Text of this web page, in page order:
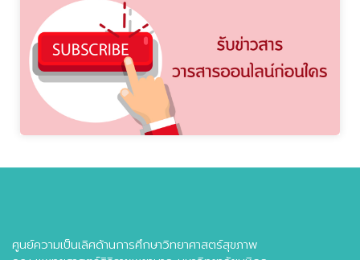
ศูนย์ความเป็นเลิศด้านการศึกษาวิทยาศาสตร์สุขภาพ